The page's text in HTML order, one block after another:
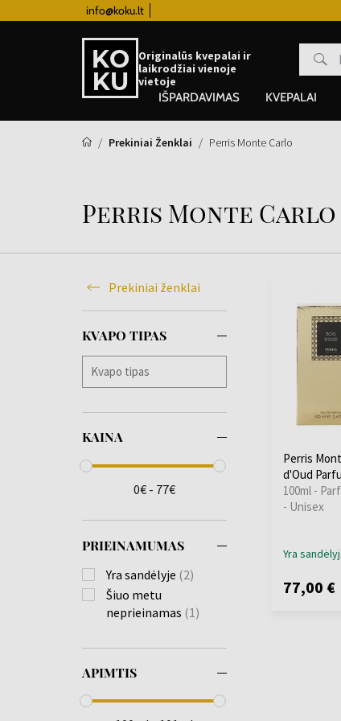
info@koku.lt
Originalūs kvepalai ir
laikrodžiai vienoje
vietoje
IŠPARDAVIMAS KVEPALAI
Prekiniai Ženklai Perris Monte Carlo
Perris Monte Carlo
Prekiniai ženklai
KVAPO TIPAS
KAINA
0€ - 77€
PRIEINAMUMAS
Yra sandėlyje (2)
Šiuo metu
neprieinamas (1)
APIMTIS
Perris
d'Oud
100ml -
- Unisex
Yra
77,00 €